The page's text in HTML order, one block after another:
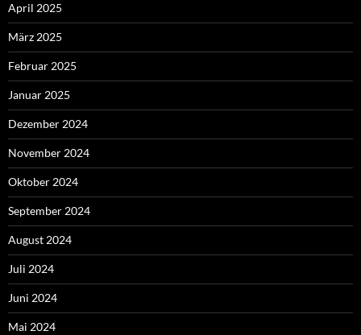
April 2025
März 2025
Februar 2025
Januar 2025
Dezember 2024
November 2024
Oktober 2024
September 2024
August 2024
Juli 2024
Juni 2024
Mai 2024